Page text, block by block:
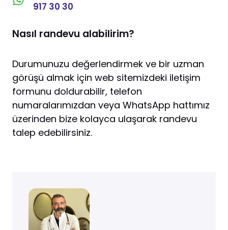
917 30 30
Nasıl randevu alabilirim?
Durumunuzu değerlendirmek ve bir uzman
görüşü almak için web sitemizdeki iletişim
formunu doldurabilir, telefon
numaralarımızdan veya WhatsApp hattımız
üzerinden bize kolayca ulaşarak randevu
talep edebilirsiniz.